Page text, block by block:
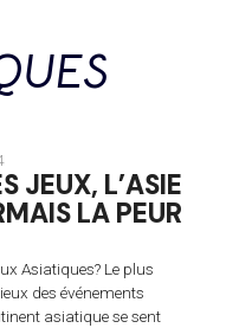
JEUX, L’ASIE
LA PEUR
Asiatiques? Le plus
des événements
asiatique se sent